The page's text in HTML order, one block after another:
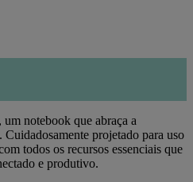
notebook que abraça a
projetado para uso
todos os recursos essenciais que
e produtivo.